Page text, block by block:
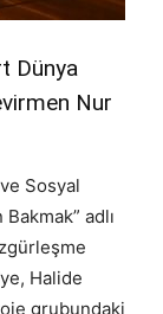
Dünya
Nur
Sosyal
adlı
Halide
grubundaki